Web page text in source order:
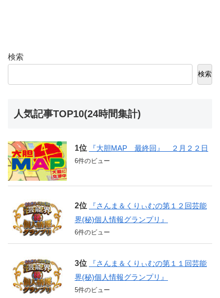
検索
検索
人気記事TOP10(24時間集計)
『大胆MAP 最終回』 ２月２２日
6件のビュー
『さんま＆くりぃむの第１２回芸能
界(秘)個人情報グランプリ』
6件のビュー
『さんま＆くりぃむの第１１回芸能
界(秘)個人情報グランプリ』
5件のビュー